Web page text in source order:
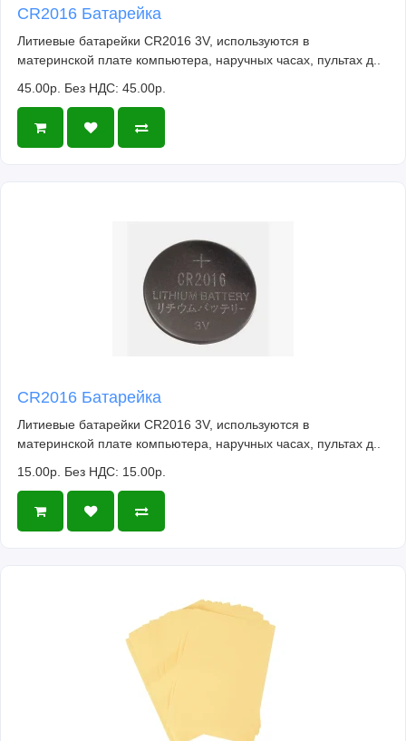
CR2016 Батарейка
Литиевые батарейки CR2016 3V, используются в
материнской плате компьютера, наручных часах, пультах д..
45.00р. Без НДС: 45.00р.
CR2016 Батарейка
Литиевые батарейки CR2016 3V, используются в
материнской плате компьютера, наручных часах, пультах д..
15.00р. Без НДС: 15.00р.